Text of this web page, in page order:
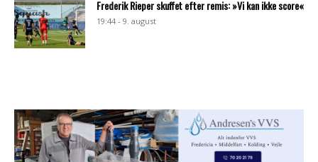
Frederik Rieper skuffet efter remis: »Vi kan ikke score«
19:44 - 9. august